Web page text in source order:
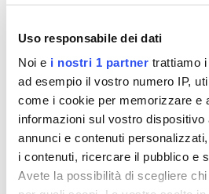
Uso responsabile dei dati
Noi e i nostri 1 partner trattiamo
ad esempio il vostro numero IP,
come i cookie per memorizzare e
informazioni sul vostro dispositivo
annunci e contenuti
i contenuti, ricercare il pubblico e
Avete la possibilità di scegliere
di risultati è da specialista vero
riescono ad avere, da corridore
La squadra non lo opprime,
chiaro,la pressione viene
emerge anche dando una
social, scorrendo lo
è diventato protagonista